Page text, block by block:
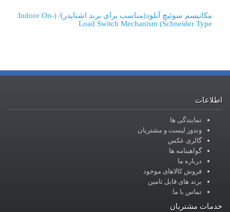
مکانیسم سوئیچ آنلود(مناسب برای برند اشنایدر)/ (Indoor On-
Load Switch Mechanism (Schneider Type
اطلاعات
نمایندگی ها
وندور لیست و مشتریان
گالری عکس
گواهینامه ها
درباره ما
فروش کالاهای موجود
برند های قابل تامین
تماس با ما
خدمات مشتریان